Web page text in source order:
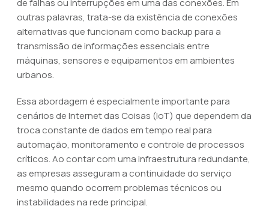
de falhas ou interrupções em uma das conexões. Em
outras palavras, trata-se da existência de conexões
alternativas que funcionam como backup para a
transmissão de informações essenciais entre
máquinas, sensores e equipamentos em ambientes
urbanos.
Essa abordagem é especialmente importante para
cenários de Internet das Coisas (IoT) que dependem da
troca constante de dados em tempo real para
automação, monitoramento e controle de processos
críticos. Ao contar com uma infraestrutura redundante,
as empresas asseguram a continuidade do serviço
mesmo quando ocorrem problemas técnicos ou
instabilidades na rede principal.